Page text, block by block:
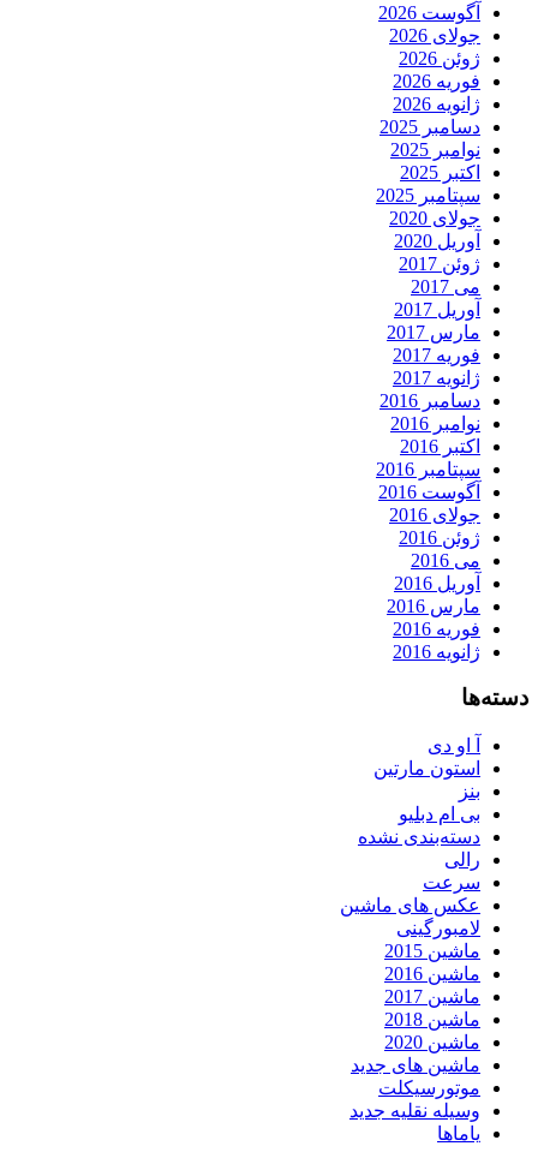
آگوست 2026
جولای 2026
ژوئن 2026
فوریه 2026
ژانویه 2026
دسامبر 2025
نوامبر 2025
اکتبر 2025
سپتامبر 2025
جولای 2020
آوریل 2020
ژوئن 2017
می 2017
آوریل 2017
مارس 2017
فوریه 2017
ژانویه 2017
دسامبر 2016
نوامبر 2016
اکتبر 2016
سپتامبر 2016
آگوست 2016
جولای 2016
ژوئن 2016
می 2016
آوریل 2016
مارس 2016
فوریه 2016
ژانویه 2016
دسته‌ها
آ او دی
استون مارتین
بنز
بی ام دبلیو
دسته‌بندی نشده
رالی
سرعت
عکس های ماشین
لامبورگینی
ماشین 2015
ماشین 2016
ماشین 2017
ماشین 2018
ماشین 2020
ماشین های جدید
موتورسیکلت
وسیله نقلیه جدید
یاماها